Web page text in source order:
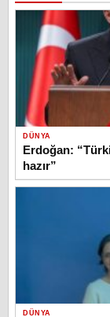
DÜNYA
Erdoğan:
hazır”
DÜNYA